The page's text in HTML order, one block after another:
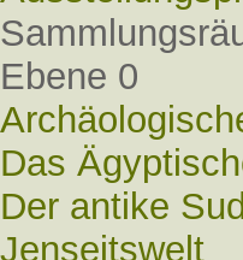
Ebene 0
Das
Der antike
Jenseitswelt